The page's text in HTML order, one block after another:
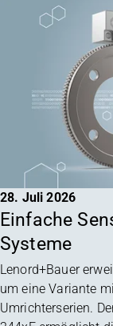
28. Juli 2026
Einfache
Systeme
Lenord+Bauer
um eine Variante
Umrichterserien.